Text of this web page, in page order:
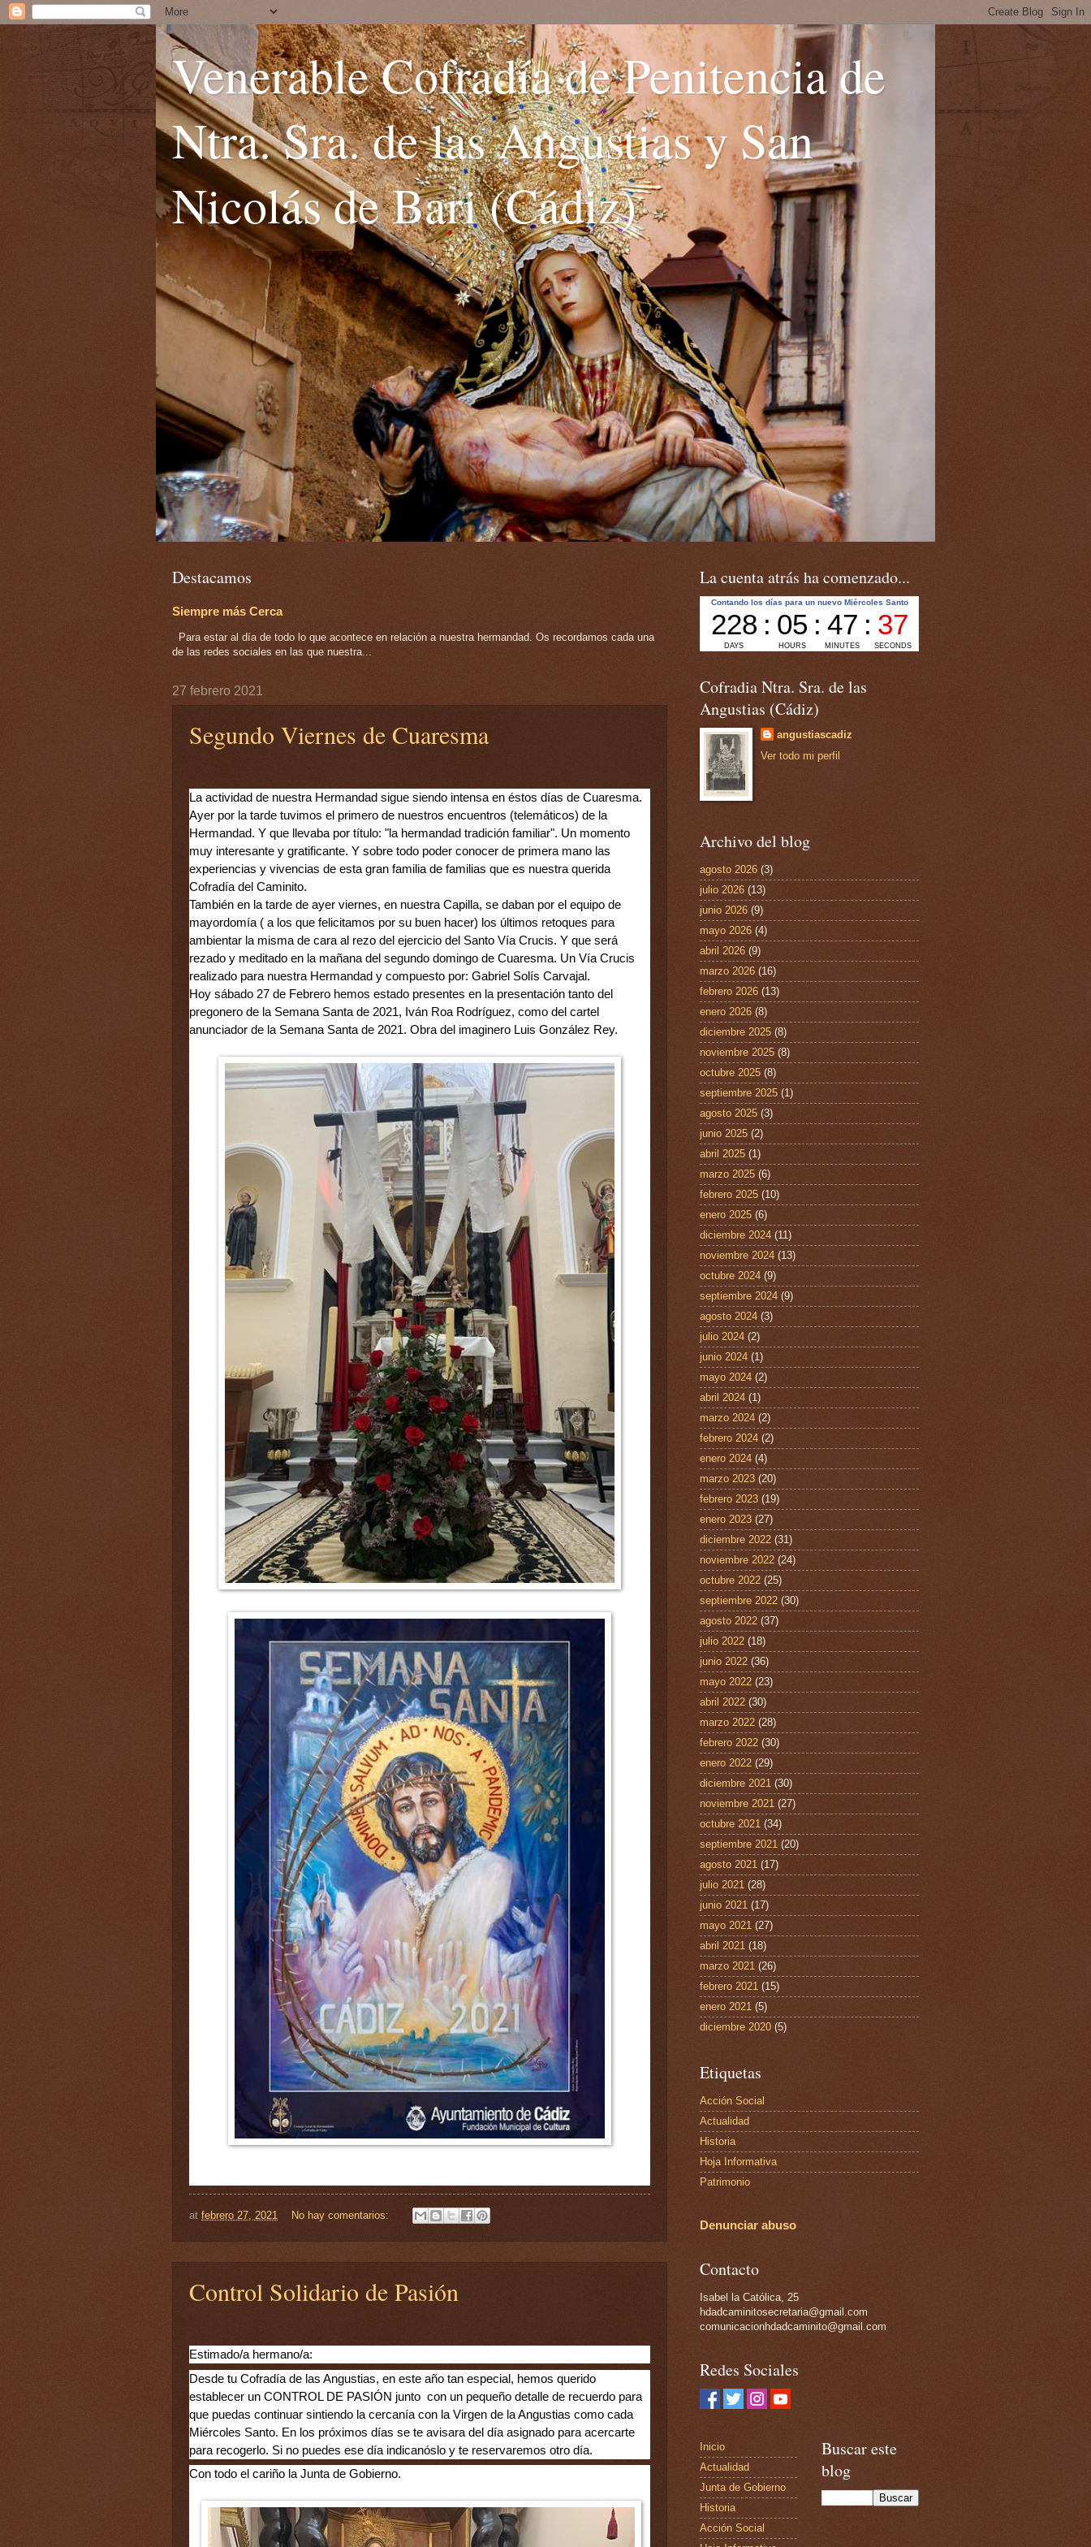
Venerable Cofradía de Penitencia de
Ntra. Sra. de las Angustias y San
Nicolás de Bari (Cádiz)
Destacamos
Siempre más Cerca
Para estar al día de todo lo que acontece en relación a nuestra hermandad. Os recordamos cada una
de las redes sociales en las que nuestra...
27 febrero 2021
Segundo Viernes de Cuaresma
La actividad de nuestra Hermandad sigue siendo intensa en éstos días de Cuaresma.
Ayer por la tarde tuvimos el primero de nuestros encuentros (telemáticos) de la
Hermandad. Y que llevaba por título: "la hermandad tradición familiar". Un momento
muy interesante y gratificante. Y sobre todo poder conocer de primera mano las
experiencias y vivencias de esta gran familia de familias que es nuestra querida
Cofradía del Caminito.
También en la tarde de ayer viernes, en nuestra Capilla, se daban por el equipo de
mayordomía ( a los que felicitamos por su buen hacer) los últimos retoques para
ambientar la misma de cara al rezo del ejercicio del Santo Vía Crucis. Y que será
rezado y meditado en la mañana del segundo domingo de Cuaresma. Un Vía Crucis
realizado para nuestra Hermandad y compuesto por: Gabriel Solís Carvajal.
Hoy sábado 27 de Febrero hemos estado presentes en la presentación tanto del
pregonero de la Semana Santa de 2021, Iván Roa Rodríguez, como del cartel
anunciador de la Semana Santa de 2021. Obra del imaginero Luis González Rey.
at febrero 27, 2021 No hay comentarios:
Control Solidario de Pasión
Estimado/a hermano/a:
Desde tu Cofradía de las Angustias, en este año tan especial, hemos querido
establecer un CONTROL DE PASIÓN junto  con un pequeño detalle de recuerdo para
que puedas continuar sintiendo la cercanía con la Virgen de la Angustias como cada
Miércoles Santo. En los próximos días se te avisara del día asignado para acercarte
para recogerlo. Si no puedes ese día indicanóslo y te reservaremos otro día.
Con todo el cariño la Junta de Gobierno.
La cuenta atrás ha comenzado...
Cofradia Ntra. Sra. de las
Angustias (Cádiz)
angustiascadiz
Ver todo mi perfil
Archivo del blog
agosto 2026 (3)
julio 2026 (13)
junio 2026 (9)
mayo 2026 (4)
abril 2026 (9)
marzo 2026 (16)
febrero 2026 (13)
enero 2026 (8)
diciembre 2025 (8)
noviembre 2025 (8)
octubre 2025 (8)
septiembre 2025 (1)
agosto 2025 (3)
junio 2025 (2)
abril 2025 (1)
marzo 2025 (6)
febrero 2025 (10)
enero 2025 (6)
diciembre 2024 (11)
noviembre 2024 (13)
octubre 2024 (9)
septiembre 2024 (9)
agosto 2024 (3)
julio 2024 (2)
junio 2024 (1)
mayo 2024 (2)
abril 2024 (1)
marzo 2024 (2)
febrero 2024 (2)
enero 2024 (4)
marzo 2023 (20)
febrero 2023 (19)
enero 2023 (27)
diciembre 2022 (31)
noviembre 2022 (24)
octubre 2022 (25)
septiembre 2022 (30)
agosto 2022 (37)
julio 2022 (18)
junio 2022 (36)
mayo 2022 (23)
abril 2022 (30)
marzo 2022 (28)
febrero 2022 (30)
enero 2022 (29)
diciembre 2021 (30)
noviembre 2021 (27)
octubre 2021 (34)
septiembre 2021 (20)
agosto 2021 (17)
julio 2021 (28)
junio 2021 (17)
mayo 2021 (27)
abril 2021 (18)
marzo 2021 (26)
febrero 2021 (15)
enero 2021 (5)
diciembre 2020 (5)
Etiquetas
Acción Social
Actualidad
Historia
Hoja Informativa
Patrimonio
Denunciar abuso
Contacto
Isabel la Católica, 25
hdadcaminitosecretaria@gmail.com
comunicacionhdadcaminito@gmail.com
Redes Sociales
Inicio
Actualidad
Junta de Gobierno
Historia
Acción Social
Buscar este
blog